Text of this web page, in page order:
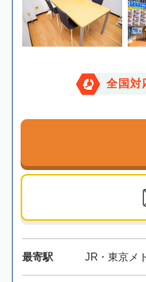
全国対
最寄駅 JR・東京メ